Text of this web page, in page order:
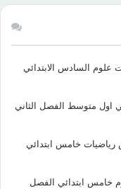
علوم السادس الابتدائي
اول متوسط الفصل الثاني
خامس ابتدائي
خامس ابتدائي الفصل